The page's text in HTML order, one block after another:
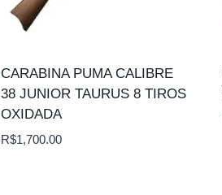
CARABINA PUMA CALIBRE
38 JUNIOR TAURUS 8 TIROS
OXIDADA
R$1,700.00